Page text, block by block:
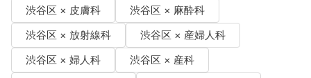
渋谷区 × 皮膚科
渋谷区 × 麻酔科
渋谷区 × 放射線科
渋谷区 × 産婦人科
渋谷区 × 婦人科
渋谷区 × 産科